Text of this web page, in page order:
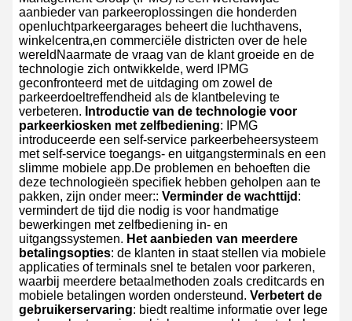
aanbieder van parkeeroplossingen die honderden
openluchtparkeergarages beheert die luchthavens,
winkelcentra,en commerciële districten over de hele
wereldNaarmate de vraag van de klant groeide en de
technologie zich ontwikkelde, werd IPMG
geconfronteerd met de uitdaging om zowel de
parkeerdoeltreffendheid als de klantbeleving te
verbeteren. Introductie van de technologie voor
parkeerkiosken met zelfbediening: IPMG
introduceerde een self-service parkeerbeheersysteem
met self-service toegangs- en uitgangsterminals en een
slimme mobiele app.De problemen en behoeften die
deze technologieën specifiek hebben geholpen aan te
pakken, zijn onder meer:: Verminder de wachttijd :
vermindert de tijd die nodig is voor handmatige
bewerkingen met zelfbediening in- en
uitgangssystemen. Het aanbieden van meerdere
betalingsopties: de klanten in staat stellen via mobiele
applicaties of terminals snel te betalen voor parkeren,
waarbij meerdere betaalmethoden zoals creditcards en
mobiele betalingen worden ondersteund. Verbetert de
gebruikerservaring: biedt realtime informatie over lege